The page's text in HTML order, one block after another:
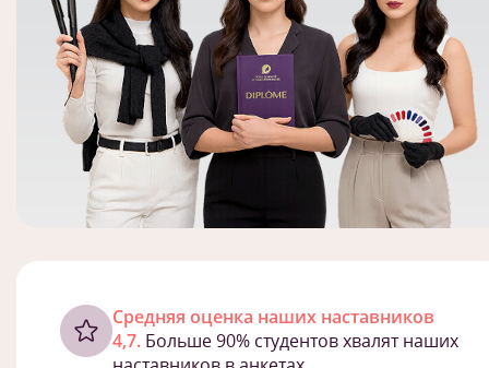
Cредняя оценка наших наставников
4,7. Больше 90% студентов хвалят наших